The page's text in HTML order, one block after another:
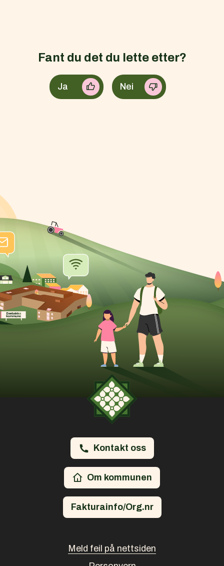
Fant du det du lette etter?
Ja Nei
Kontakt oss
Om kommunen
Fakturainfo/Org.nr
Meld feil på nettsiden